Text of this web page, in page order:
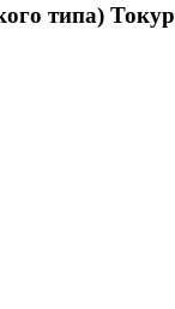
типа) Токур